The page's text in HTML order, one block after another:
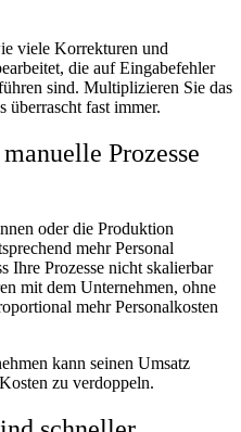
viele Korrekturen und
die auf Eingabefehler
sind. Multiplizieren Sie das
überrascht fast immer.
Prozesse
oder die Produktion
mehr Personal
Ihre Prozesse nicht skalierbar
mit dem Unternehmen, ohne
mehr Personalkosten
kann seinen Umsatz
zu verdoppeln.